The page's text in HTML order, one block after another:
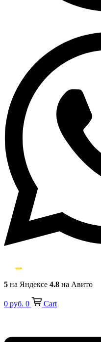
5 на Яндексе 4.8 на Авито
0 руб. 0 Cart